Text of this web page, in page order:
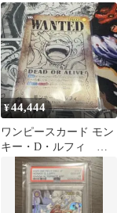
OP05-119
¥44,444
ワンピースカード モン
キー・D・ルフィ ニ
カ 手配書